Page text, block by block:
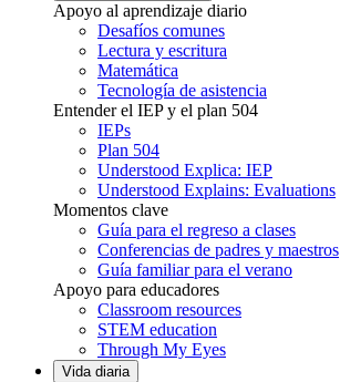
Apoyo al aprendizaje diario
Desafíos comunes
Lectura y escritura
Matemática
Tecnología de asistencia
Entender el IEP y el plan 504
IEPs
Plan 504
Understood Explica: IEP
Understood Explains: Evaluations
Momentos clave
Guía para el regreso a clases
Conferencias de padres y maestros
Guía familiar para el verano
Apoyo para educadores
Classroom resources
STEM education
Through My Eyes
Vida diaria